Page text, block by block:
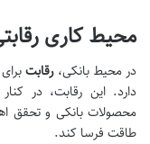
محیط کاری
در محیط بانکی،رقابت
دارد. این رقابت، در کنار
محصولات بانکی و تحقق
طاقت فرسا کند.